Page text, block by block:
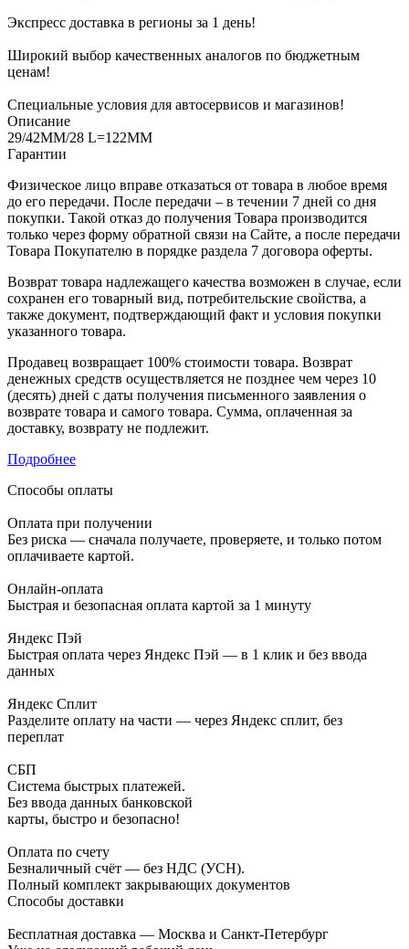
Экспресс доставка в регионы за 1 день!
Широкий выбор качественных аналогов по бюджетным
ценам!
Специальные условия для автосервисов и магазинов!
Описание
29/42MM/28 L=122MM
Гарантии
Физическое лицо вправе отказаться от товара в любое время
до его передачи. После передачи – в течении 7 дней со дня
покупки. Такой отказ до получения Товара производится
только через форму обратной связи на Сайте, а после передачи
Товара Покупателю в порядке раздела 7 договора оферты.
Возврат товара надлежащего качества возможен в случае, если
сохранен его товарный вид, потребительские свойства, а
также документ, подтверждающий факт и условия покупки
указанного товара.
Продавец возвращает 100% стоимости товара. Возврат
денежных средств осуществляется не позднее чем через 10
(десять) дней с даты получения письменного заявления о
возврате товара и самого товара. Сумма, оплаченная за
доставку, возврату не подлежит.
Подробнее
Способы оплаты
Оплата при получении
Без риска — сначала получаете, проверяете, и только потом
оплачиваете картой.
Онлайн-оплата
Быстрая и безопасная оплата картой за 1 минуту
Яндекс Пэй
Быстрая оплата через Яндекс Пэй — в 1 клик и без ввода
данных
Яндекс Сплит
Разделите оплату на части — через Яндекс сплит, без
переплат
СБП
Система быстрых платежей.
Без ввода данных банковской
карты, быстро и безопасно!
Оплата по счету
Безналичный счёт — без НДС (УСН).
Полный комплект закрывающих документов
Способы доставки
Бесплатная доставка — Москва и Санкт-Петербург